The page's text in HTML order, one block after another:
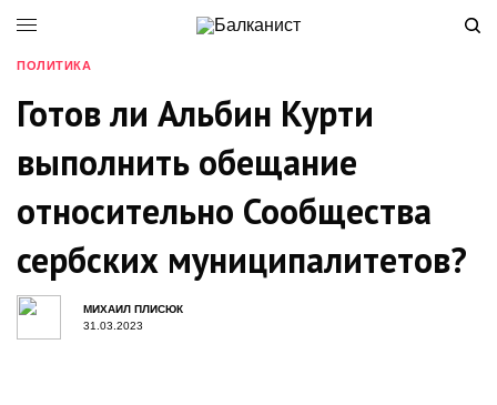
ПОЛИТИКА
Готов ли Альбин Курти
выполнить обещание
относительно Сообщества
сербских муниципалитетов?
МИХАИЛ ПЛИСЮК
31.03.2023